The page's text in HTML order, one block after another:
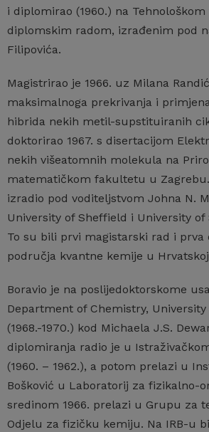
i diplomirao (1960.) na
diplomskim radom, izrađenim pod
Filipovića.
Magistrirao je 1966. uz Milana
maksimalnoga prekrivanja i
hibrida nekih metil-supstituiranih
doktorirao 1967. s disertacijom
nekih višeatomnih molekula na
matematičkom fakultetu u
izradio pod voditeljstvom Johna N.
University of Sheffield i University of
To su bili prvi magistarski rad i prva
područja kvantne kemije u
Boravio je na poslijedoktorskome
Department of Chemistry, University
(1968.-1970.) kod Michaela J.S.
diplomiranja radio je u
(1960. – 1962.), a potom prelazi u
Bošković u Laboratorij za fizikalno-
sredinom 1966. prelazi u Grupu za
Odjelu za fizičku kemiju. Na IRB-u